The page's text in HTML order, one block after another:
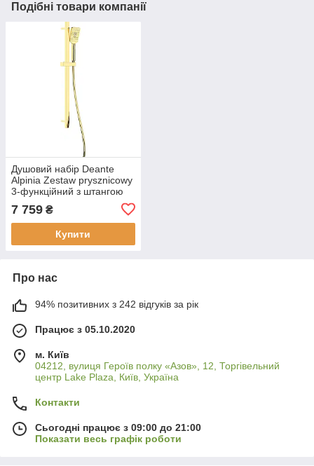
Подібні товари компанії
Душовий набір Deante
Alpinia Zestaw prysznicowy
3-функційний з штангою
7 759 ₴
Купити
Про нас
94% позитивних з 242 відгуків за рік
Працює з 05.10.2020
м. Київ
04212, вулиця Героїв полку «Азов», 12, Торгівельний
центр Lake Plaza, Київ, Україна
Контакти
Сьогодні працює з 09:00 до 21:00
Показати весь графік роботи